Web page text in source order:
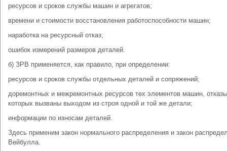
ресурсов и сроков службы машин и агрегатов;
времени и стоимости восстановления работоспособности машин;
наработка на ресурсный отказ;
ошибок измерений размеров деталей.
б) ЗРВ применяется, как правило, при определении:
ресурсов и сроков службы отдельных деталей и сопряжений;
доремонтных и межремонтных ресурсов тех элементов машин, отказы
которых вызваны выходом из строя одной и той же детали;
информации по износам деталей.
Здесь применим закон нормального распределения и закон
Вейбулла.